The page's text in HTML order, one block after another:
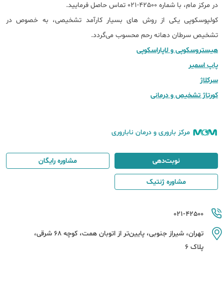
در مرکز مام، با شماره 42500-021 تماس حاصل فرمایید.
کولپوسکوپی یکی از روش های بسیار کارآمد تشخیصی، به خصوص در
تشخیص سرطان دهانه رحم محسوب می‌گردد.
هیستروسکوپی و لاپاراسکوپی
پاپ اسمیر
سرکلاژ
کورتاژ تشخیص و درمانی
مرکز باروری و درمان ناباروری
021-42500
تهران، شیراز جنوبی، پایین‌تر از اتوبان همت، کوچه 68 شرقی،
پلاک 6
نوبت‌دهی مشاوره رایگان
مشاوره ژنتیک